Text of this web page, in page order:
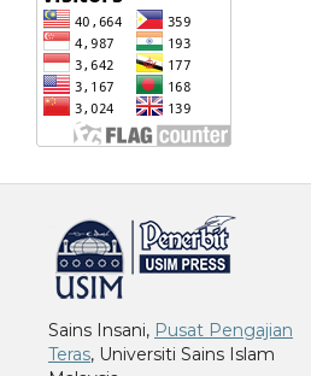
Sains Insani, Pusat Pengajian
Teras, Universiti Sains Islam